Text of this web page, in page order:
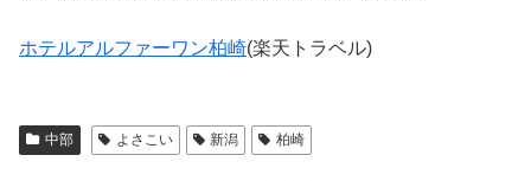
ホテルアルファーワン柏崎(楽天トラベル)
中部 よさこい 新潟 柏崎